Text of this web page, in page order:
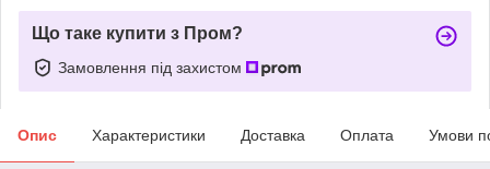
Що таке купити з Пром?
Замовлення під захистом
Опис Характеристики Доставка Оплата Умови